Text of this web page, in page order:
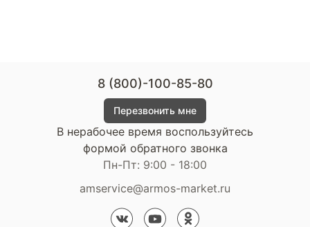
8 (800)-100-85-80
Перезвонить мне
В нерабочее время воспользуйтесь
формой обратного звонка
Пн-Пт: 9:00 - 18:00
amservice@armos-market.ru